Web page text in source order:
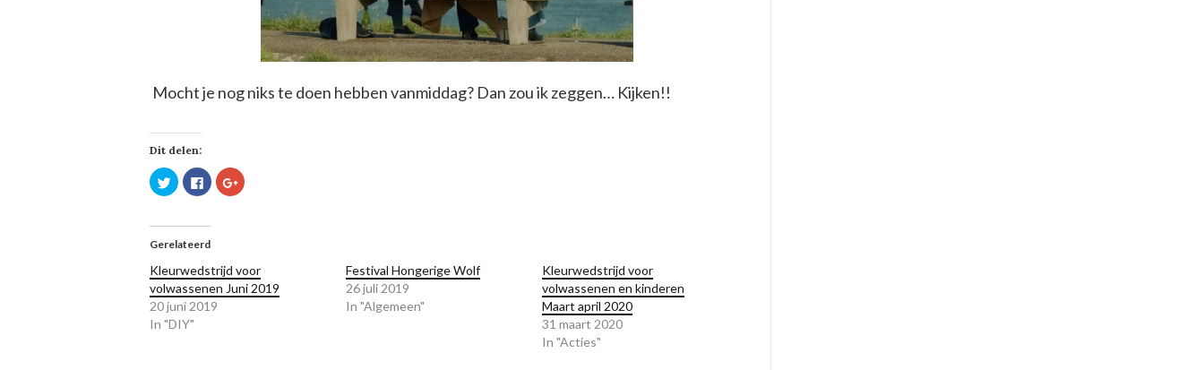
Mocht je nog niks te doen hebben vanmiddag? Dan zou ik zeggen… Kijken!!
Dit delen:
Klik
om
(Wordt
nieuw
venster
geopend)
Klik
om
(Wordt
een
nieuw
venster
geopend)
Klik
om
nieuw
venster
geopend)
Gerelateerd
Kleurwedstrijd voor
volwassenen Juni 2019
20 juni 2019
In "DIY"
Festival Hongerige Wolf
26 juli 2019
In "Algemeen"
Kleurwedstrijd voor
volwassenen en kinderen
Maart april 2020
31 maart 2020
In "Acties"